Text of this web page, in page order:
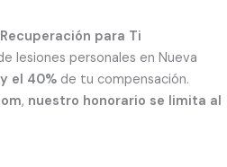
para Ti
lesiones personales en Nueva
el 40% de tu compensación.
, nuestro honorario se limita al